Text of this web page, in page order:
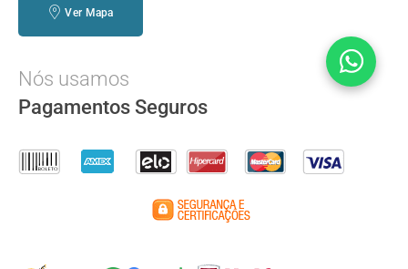
Ver Mapa
Nós usamos
Pagamentos Seguros